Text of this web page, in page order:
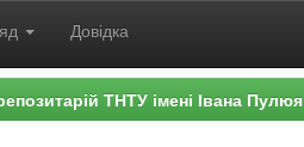
Довідка
ТНТУ імені Івана Пулюя